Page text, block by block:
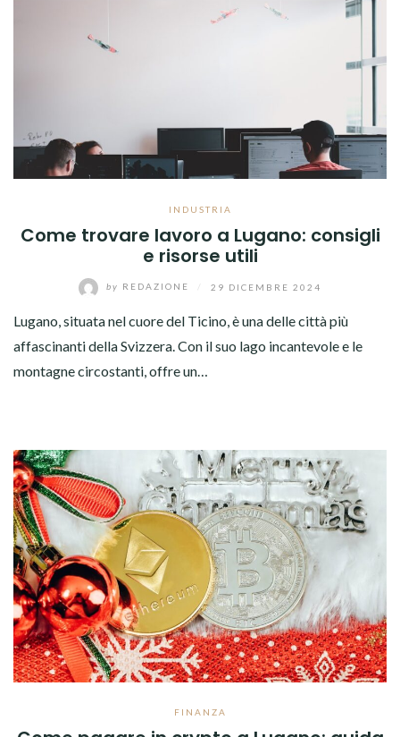
INDUSTRIA
Come trovare lavoro a Lugano: consigli
e risorse utili
by REDAZIONE 29 DICEMBRE 2024
Lugano, situata nel cuore del Ticino, è una delle città più
affascinanti della Svizzera. Con il suo lago incantevole e le
montagne circostanti, offre un…
FINANZA